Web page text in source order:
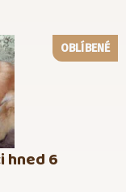
OBLÍBENÉ
hned 6